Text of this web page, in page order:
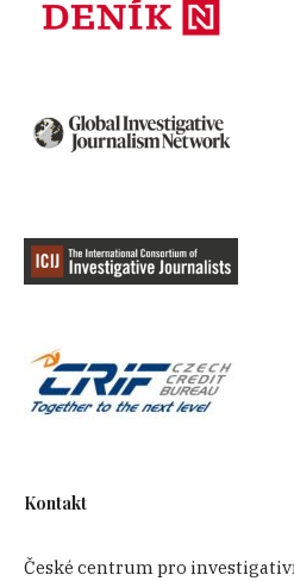
Kontakt
České centrum pro